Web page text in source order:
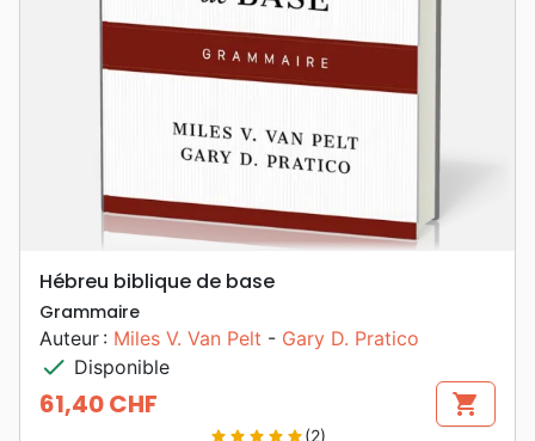
Hébreu biblique de base
Grammaire
Auteur : Miles V. Van Pelt - Gary D. Pratico
check Disponible
Prix
61,40 CHF shopping_cart
star star star star star(2)